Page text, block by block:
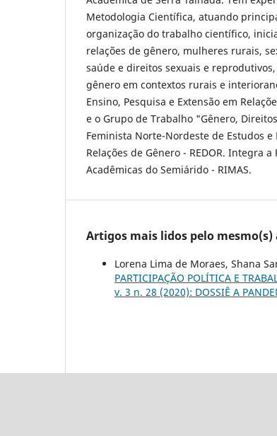
Metodologia Científica, atuando
organização do trabalho científico,
relações de gênero, mulheres rurais,
saúde e direitos sexuais e
gênero em contextos rurais e
Ensino, Pesquisa e Extensão em
e o Grupo de Trabalho "Gênero,
Feminista Norte-Nordeste de Estudos
Relações de Gênero - REDOR. Integra
Acadêmicas do Semiárido - RIMAS.
Artigos mais lidos pelo
Lorena Lima de Moraes, Shana
PARTICIPAÇÃO POLÍTICA E
v. 3 n. 28 (2020): DOSSIÊ A